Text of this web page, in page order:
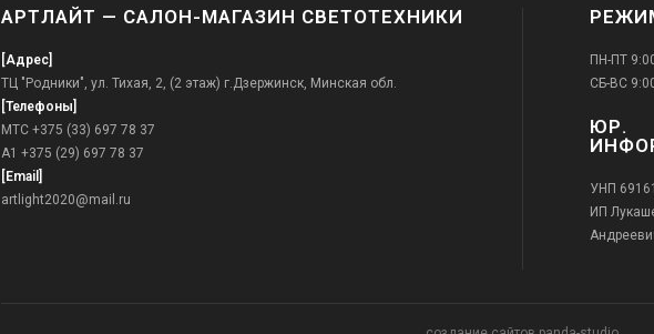
АРТЛАЙТ — САЛОН-МАГАЗИН СВЕТОТЕХНИКИ
[Адрес]
ТЦ "Родники", ул. Тихая, 2, (2 этаж) г.Дзержинск, Минская обл.
[Телефоны]
МТС +375 (33) 697 78 37
А1 +375 (29) 697 78 37
[Email]
artlight2020@mail.ru
ПН-ПТ
СБ-ВС
ЮР.
УНП
ИП